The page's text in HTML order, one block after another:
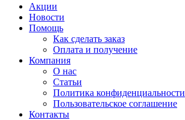
Акции
Новости
Помощь
Как сделать заказ
Оплата и получение
Компания
О нас
Статьи
Политика конфиденциальности
Пользовательское соглашение
Контакты